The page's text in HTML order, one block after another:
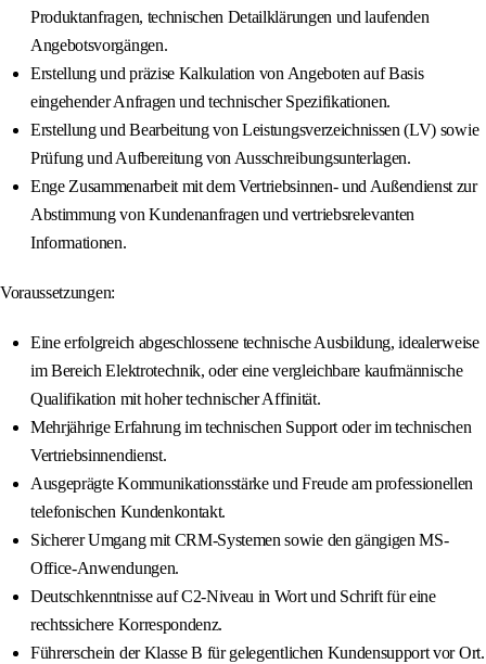
Produktanfragen, technischen Detailklärungen und laufenden
Angebotsvorgängen.
Erstellung und präzise Kalkulation von Angeboten auf Basis
eingehender Anfragen und technischer Spezifikationen.
Erstellung und Bearbeitung von Leistungsverzeichnissen (LV) sowie
Prüfung und Aufbereitung von Ausschreibungsunterlagen.
Enge Zusammenarbeit mit dem Vertriebsinnen- und Außendienst zur
Abstimmung von Kundenanfragen und vertriebsrelevanten
Informationen.
Voraussetzungen:
Eine erfolgreich abgeschlossene technische Ausbildung, idealerweise
im Bereich Elektrotechnik, oder eine vergleichbare kaufmännische
Qualifikation mit hoher technischer Affinität.
Mehrjährige Erfahrung im technischen Support oder im technischen
Vertriebsinnendienst.
Ausgeprägte Kommunikationsstärke und Freude am professionellen
telefonischen Kundenkontakt.
Sicherer Umgang mit CRM-Systemen sowie den gängigen MS-
Office-Anwendungen.
Deutschkenntnisse auf C2-Niveau in Wort und Schrift für eine
rechtssichere Korrespondenz.
Führerschein der Klasse B für gelegentlichen Kundensupport vor Ort.